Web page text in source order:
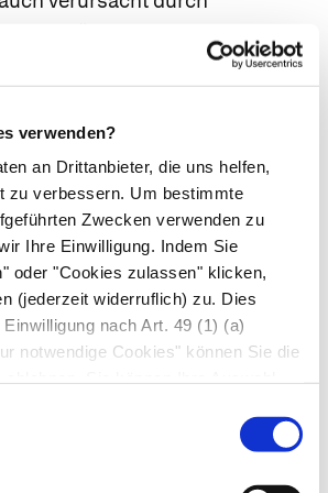
verwenden?
an Drittanbieter, die uns helfen,
zu verbessern. Um bestimmte
Zwecken verwenden zu
Ihre Einwilligung. Indem Sie
oder "Cookies zulassen" klicken,
(jederzeit widerruflich) zu. Dies
nach Art. 49 (1) (a)
notwendige Cookies" können Sie die
oder einen Hüftkopfbruch,
und Metastasen.
gibt es keine
Um die Risikofaktoren zu
auf Rauchen und
verzichtet werden.
wichtig, Grunderkrankungen
mellitus oder eineGicht
der Hüfte selbst richtet sich